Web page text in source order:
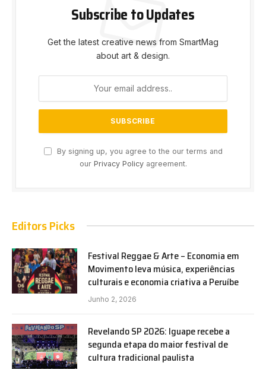
Subscribe to Updates
Get the latest creative news from SmartMag
about art & design.
By signing up, you agree to the our terms and
our Privacy Policyagreement.
Editors Picks
Festival Reggae & Arte – Economia em
Movimento leva música, experiências
culturais e economia criativa a Peruíbe
Junho 2, 2026
Revelando SP 2026: Iguape recebe a
segunda etapa do maior festival de
cultura tradicional paulista